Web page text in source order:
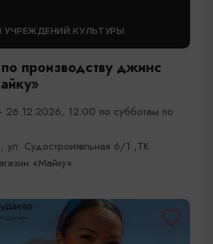
УЧРЕЖДЕНИЙ КУЛЬТУРЫ
производству джинс
26.12.2026, 12:00 по субботам по
ул. Судостроительная 6/1 ,ТК
«Майку»